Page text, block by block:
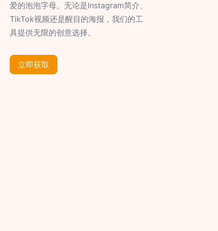
爱的泡泡字母。无论是Instagram简介、
TikTok视频还是醒目的海报，我们的工
具提供无限的创意选择。
立即获取